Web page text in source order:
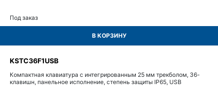
Под заказ
В КОРЗИНУ
KSTC36F1USB
Компактная клавиатура с интегрированным 25 мм трекболом, 36-
клавишн, панельное исполнение, степень защиты IP65, USB